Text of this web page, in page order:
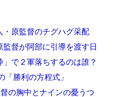
・原監督のチグハグ采配
督が阿部に引導を渡す日
で２軍落ちするのは誰？
「勝利の方程式」
の胸中とナインの憂うつ